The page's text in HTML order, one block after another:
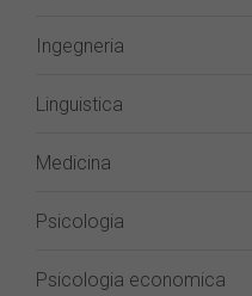
Ingegneria
Linguistica
Medicina
Psicologia
Psicologia economica